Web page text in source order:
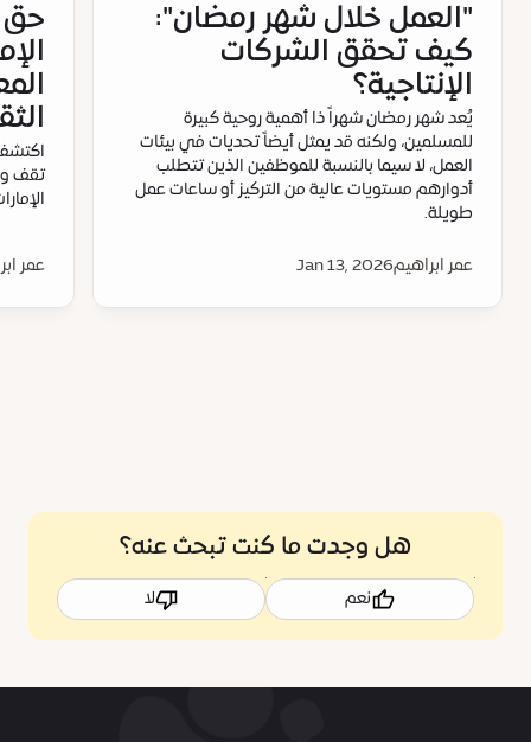
"العمل خلال شهر رمضان":
كيف تحقق الشركات
الإنتاجية؟
يُعد شهر رمضان شهراً ذا أهمية روحية كبيرة
للمسلمين، ولكنه قد يمثل أيضاً تحديات في بيئات
العمل، لا سيما بالنسبة للموظفين الذين تتطلب
أدوارهم مستويات عالية من التركيز أو ساعات عمل
طويلة.
عمر ابراهيمJan 13, 2026
حق
اكتشف
تقف
عمر
هل وجدت ما كنت تبحث عنه؟
نعم لا